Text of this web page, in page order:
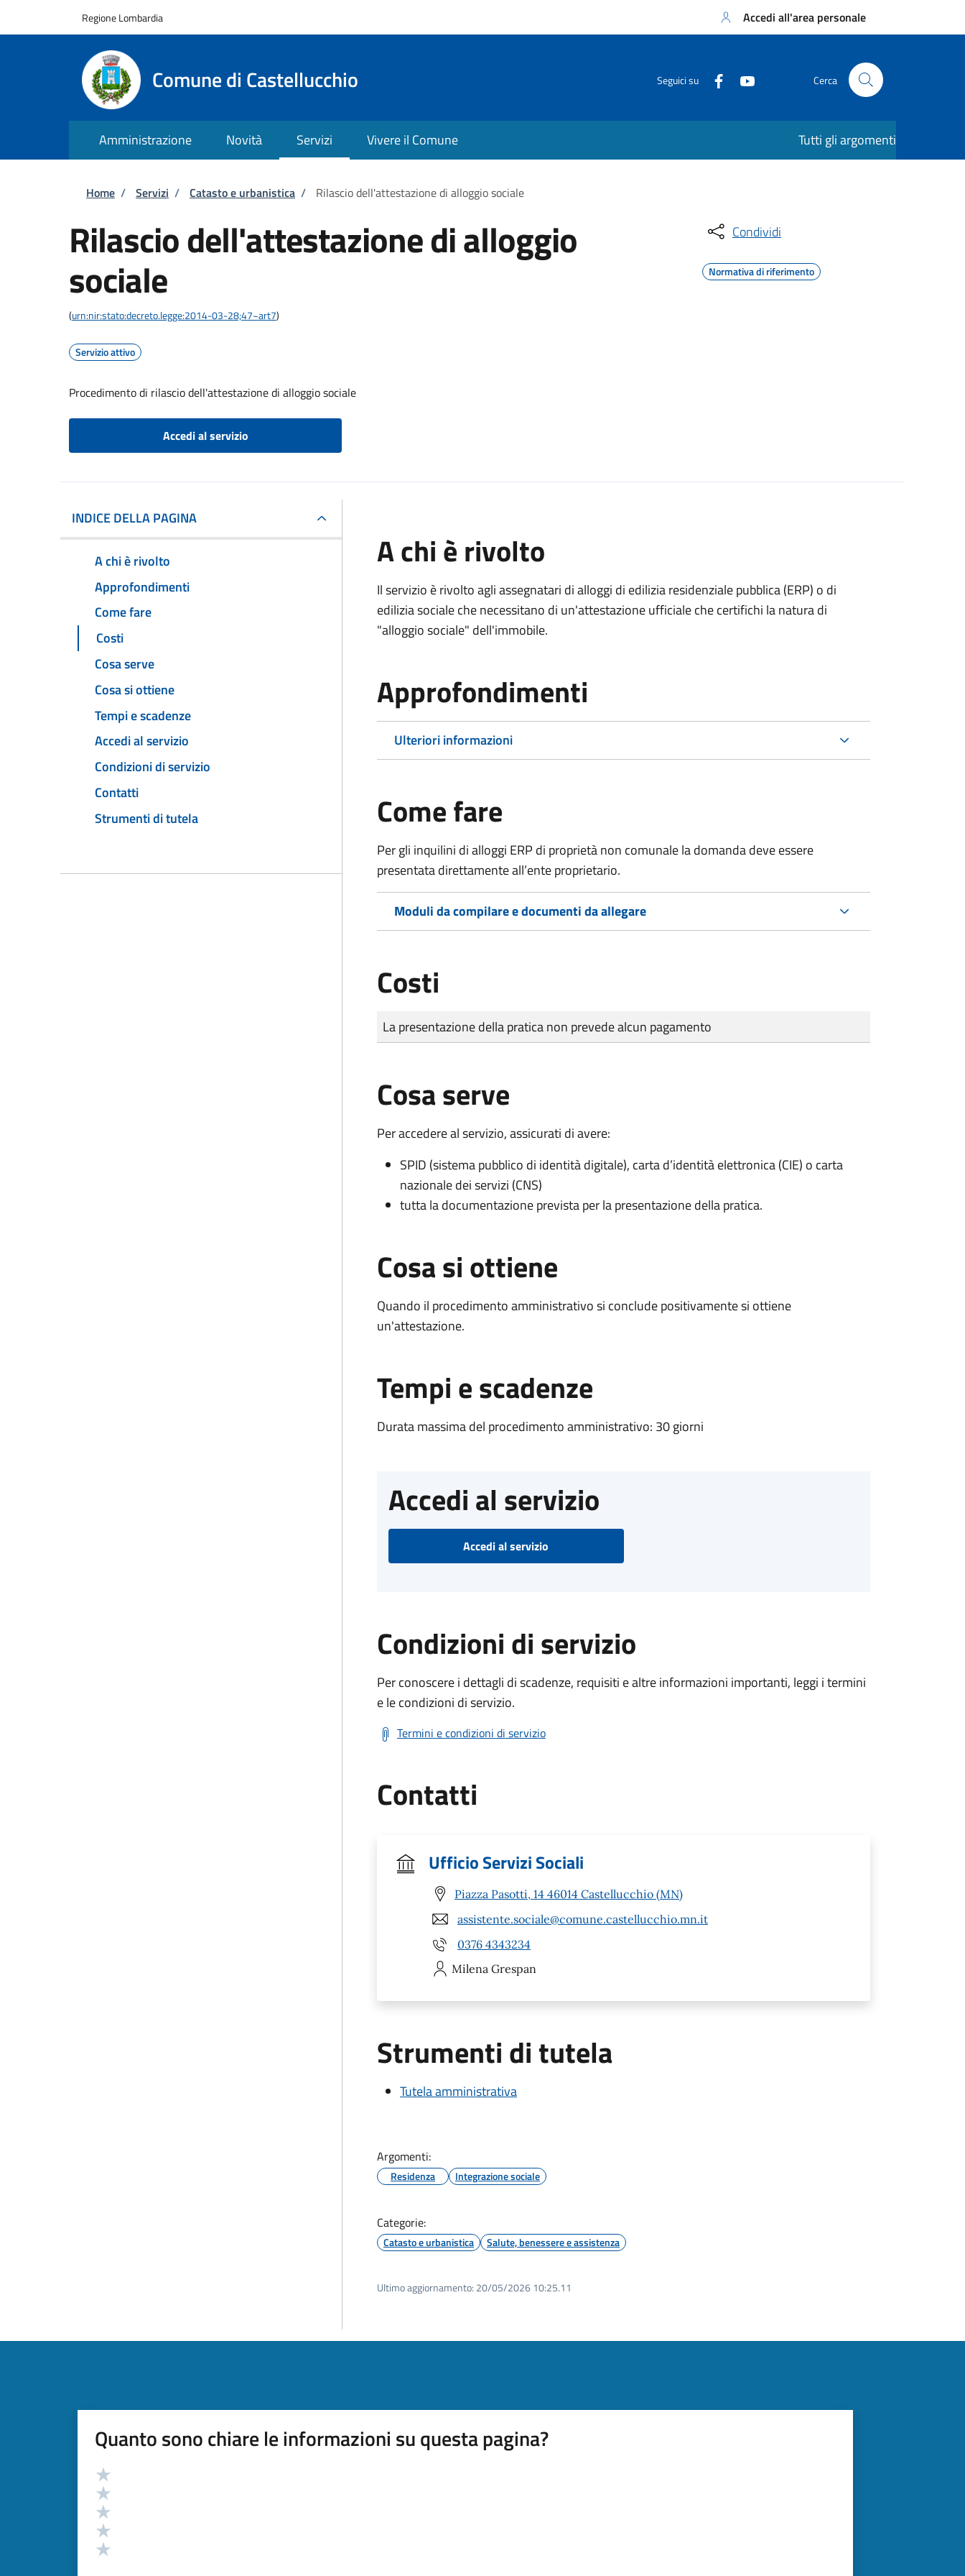
Regione Lombardia Accedi all'area personale
Comune di Castellucchio Seguici su Cerca
Amministrazione Novità Servizi Vivere il Comune Tutti gli argomenti
Briciole di pane
Home / Servizi / Catasto e urbanistica / Rilascio dell'attestazione di alloggio sociale
Rilascio dell'attestazione di alloggio
sociale
(urn:nir:stato:decreto.legge:2014-03-28;47~art7)
Servizio attivo
Procedimento di rilascio dell'attestazione di alloggio sociale
Accedi al servizio
Condividi
Normativa di riferimento
INDICE DELLA PAGINA
A chi è rivolto
Approfondimenti
Come fare
Costi
Cosa serve
Cosa si ottiene
Tempi e scadenze
Accedi al servizio
Condizioni di servizio
Contatti
Strumenti di tutela
A chi è rivolto
Il servizio è rivolto agli assegnatari di alloggi di edilizia residenziale pubblica (ERP) o di
edilizia sociale che necessitano di un'attestazione ufficiale che certifichi la natura di
"alloggio sociale" dell'immobile.
Approfondimenti
Ulteriori informazioni
Come fare
Per gli inquilini di alloggi ERP di proprietà non comunale la domanda deve essere
presentata direttamente all’ente proprietario.
Moduli da compilare e documenti da allegare
Costi
Tipo di pagamento
Importo
La presentazione della pratica non prevede alcun pagamento
Cosa serve
Per accedere al servizio, assicurati di avere:
SPID (sistema pubblico di identità digitale), carta d’identità elettronica (CIE) o carta
nazionale dei servizi (CNS)
tutta la documentazione prevista per la presentazione della pratica.
Cosa si ottiene
Quando il procedimento amministrativo si conclude positivamente si ottiene
un'attestazione.
Tempi e scadenze
Durata massima del procedimento amministrativo: 30 giorni
Accedi al servizio
Accedi al servizio
Condizioni di servizio
Per conoscere i dettagli di scadenze, requisiti e altre informazioni importanti, leggi i termini
e le condizioni di servizio.
Termini e condizioni di servizio
Contatti
Ufficio Servizi Sociali
Piazza Pasotti, 14 46014 Castellucchio (MN)
assistente.sociale@comune.castellucchio.mn.it
0376 4343234
Milena Grespan
Strumenti di tutela
Tutela amministrativa
Argomenti:
Residenza Integrazione sociale
Categorie:
Catasto e urbanistica Salute, benessere e assistenza
Ultimo aggiornamento: 20/05/2026 10:25.11
Quanto sono chiare le informazioni su questa pagina?
Valutazione